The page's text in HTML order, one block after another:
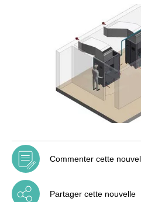
Commenter cette
Partager cette nouvelle